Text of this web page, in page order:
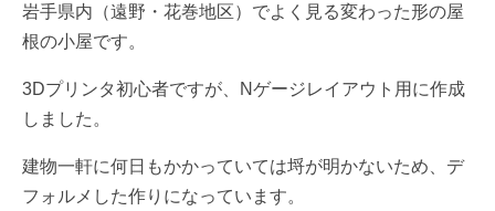
岩手県内（遠野・花巻地区）でよく見る変わった形の屋
根の小屋です。
3Dプリンタ初心者ですが、Nゲージレイアウト用に作成
しました。
建物一軒に何日もかかっていては埒が明かないため、デ
フォルメした作りになっています。